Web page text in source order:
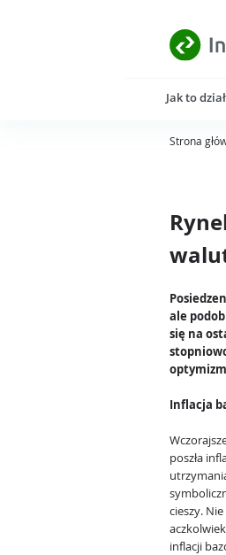
Jak to
Strona
ale
się na
Inflacja
poszła
cieszy.
inflacji